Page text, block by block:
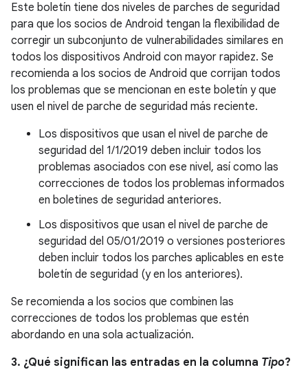
Este boletín tiene dos niveles de parches de seguridad
para que los socios de Android tengan la flexibilidad de
corregir un subconjunto de vulnerabilidades similares en
todos los dispositivos Android con mayor rapidez. Se
recomienda a los socios de Android que corrijan todos
los problemas que se mencionan en este boletín y que
usen el nivel de parche de seguridad más reciente.
Los dispositivos que usan el nivel de parche de
seguridad del 1/1/2019 deben incluir todos los
problemas asociados con ese nivel, así como las
correcciones de todos los problemas informados
en boletines de seguridad anteriores.
Los dispositivos que usan el nivel de parche de
seguridad del 05/01/2019 o versiones posteriores
deben incluir todos los parches aplicables en este
boletín de seguridad (y en los anteriores).
Se recomienda a los socios que combinen las
correcciones de todos los problemas que estén
abordando en una sola actualización.
3. ¿Qué significan las entradas en la columna Tipo?